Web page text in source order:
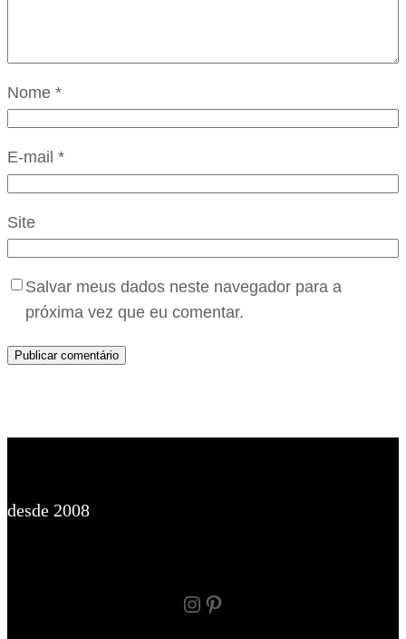
Nome *
E-mail *
Site
Salvar meus dados neste navegador para a
próxima vez que eu comentar.
desde 2008
Instagram Pinterest